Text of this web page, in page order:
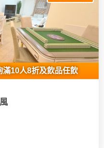
10人8折及飲品任飲